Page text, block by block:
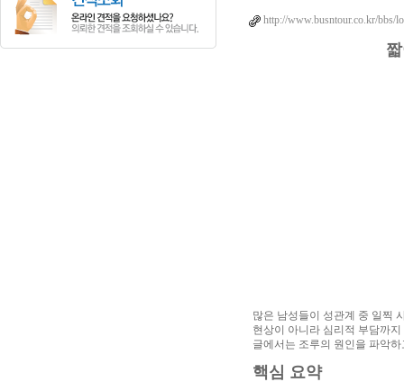
http://www.busntour.co.kr/bbs/
많은 남성들이 성관계 중 일찍
현상이 아니라 심리적 부담까
글에서는 조루의 원인을 파악
핵심 요약